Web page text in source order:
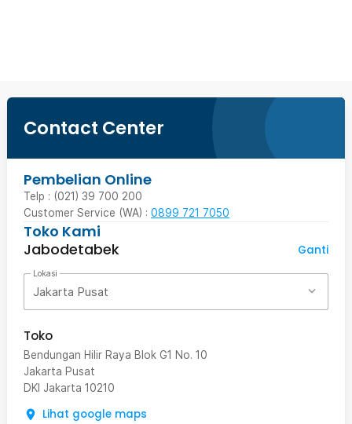
Contact Center
Pembelian Online
Telp : (021) 39 700 200
Customer Service (WA) : 0899 721 7050
Toko Kami
Jabodetabek
Ganti
Lokasi
Jakarta Pusat
Toko
Bendungan Hilir Raya Blok G1 No. 10
Jakarta Pusat
DKI Jakarta 10210
Lihat google maps